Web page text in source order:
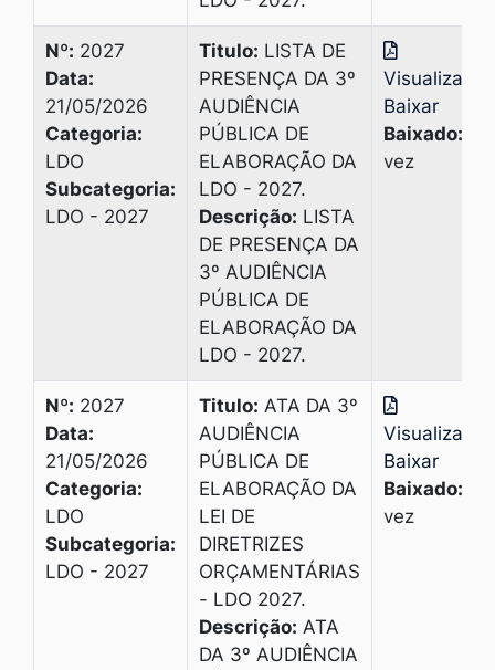
Nº: 2027
Data:
21/05/2026
Categoria:
LDO
Subcategoria:
LDO - 2027
Titulo: LISTA DE
PRESENÇA DA 3º
AUDIÊNCIA
PÚBLICA DE
ELABORAÇÃO DA
LDO - 2027.
Descrição: LISTA
DE PRESENÇA DA
3º AUDIÊNCIA
PÚBLICA DE
ELABORAÇÃO DA
LDO - 2027.
Visualizar
Baixar
Baixado:
vez
Nº: 2027
Data:
21/05/2026
Categoria:
LDO
Subcategoria:
LDO - 2027
Titulo: ATA DA 3º
AUDIÊNCIA
PÚBLICA DE
ELABORAÇÃO DA
LEI DE
DIRETRIZES
ORÇAMENTÁRIAS
- LDO 2027.
Descrição: ATA
DA 3º AUDIÊNCIA
Visualizar
Baixar
Baixado:
vez